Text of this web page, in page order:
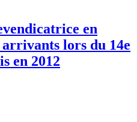
en
lors du 14e
en 2012